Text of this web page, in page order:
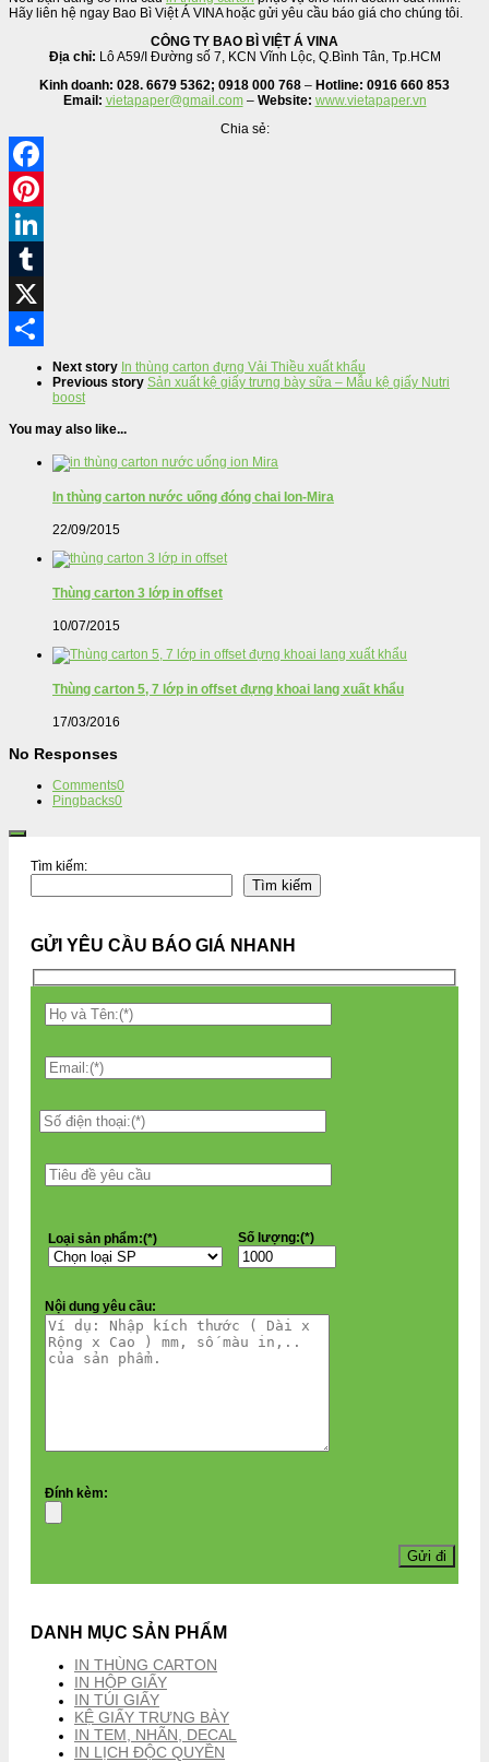
Hãy liên hệ ngay Bao Bì Việt Á VINA hoặc gửi yêu cầu báo giá cho chúng tôi.
CÔNG TY BAO BÌ VIỆT Á VINA
Địa chỉ: Lô A59/I Đường số 7, KCN Vĩnh Lộc, Q.Bình Tân, Tp.HCM
Kinh doanh: 028. 6679 5362; 0918 000 768 – Hotline: 0916 660 853
Email: vietapaper@gmail.com– Website: www.vietapaper.vn
Chia sẻ:
Share
Next story In thùng carton đựng Vải Thiều xuất khẩu
Previous story Sản xuất kệ giấy trưng bày sữa – Mẫu kệ giấy Nutri
boost
You may also like...
In thùng carton nước uống đóng chai Ion-Mira
22/09/2015
Thùng carton 3 lớp in offset
10/07/2015
Thùng carton 5, 7 lớp in offset đựng khoai lang xuất khẩu
17/03/2016
No Responses
Comments0
Pingbacks0
Tìm kiếm:
Tìm kiếm
GỬI YÊU CẦU BÁO GIÁ NHANH
Loại sản phẩm:(*) Số lượng:(*)
Nội dung yêu cầu:
Đính kèm:
DANH MỤC SẢN PHẨM
IN THÙNG CARTON
IN HỘP GIẤY
IN TÚI GIẤY
KỆ GIẤY TRƯNG BÀY
IN TEM, NHÃN, DECAL
IN LỊCH ĐỘC QUYỀN